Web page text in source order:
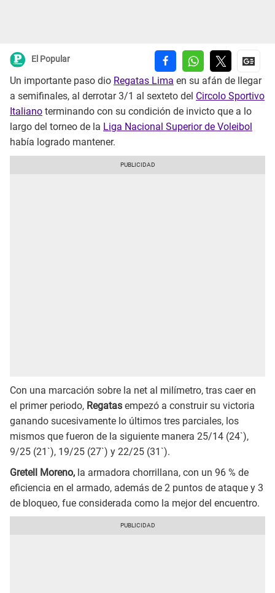
El Popular
Un importante paso dio Regatas Lima en su afán de llegar
a semifinales, al derrotar 3/1 al sexteto del Circolo Sportivo
Italiano terminando con su condición de invicto que a lo
largo del torneo de la Liga Nacional Superior de Voleibol
había logrado mantener.
Con una marcación sobre la net al milímetro, tras caer en
el primer periodo, Regatas empezó a construir su victoria
ganando sucesivamente lo últimos tres parciales, los
mismos que fueron de la siguiente manera 25/14 (24`),
9/25 (21`), 19/25 (27`) y 22/25 (31`).
Gretell Moreno, la armadora chorrillana, con un 96 % de
eficiencia en el armado, además de 2 puntos de ataque y 3
de bloqueo, fue considerada como la mejor del encuentro.